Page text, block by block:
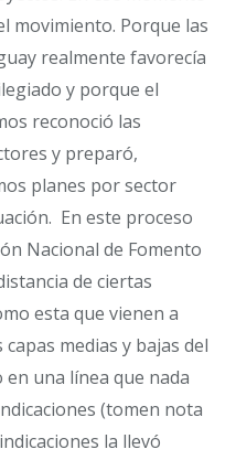
movimiento. Porque las
realmente favorecía
y porque el
reconoció las
y preparó,
planes por sector
En este proceso
Nacional de Fomento
de ciertas
esta que vienen a
medias y bajas del
una línea que nada
(tomen nota
la llevó